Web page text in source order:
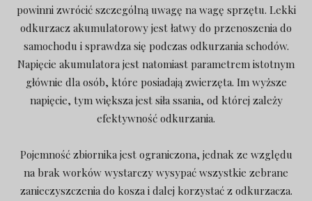
powinni zwrócić szczególną uwagę na wagę sprzętu. Lekki
odkurzacz akumulatorowy jest łatwy do przenoszenia do
samochodu i sprawdza się podczas odkurzania schodów.
Napięcie akumulatora jest natomiast parametrem istotnym
głównie dla osób, które posiadają zwierzęta. Im wyższe
napięcie, tym większa jest siła ssania, od której zależy
efektywność odkurzania.
Pojemność zbiornika jest ograniczona, jednak ze względu
na brak worków wystarczy wysypać wszystkie zebrane
zanieczyszczenia do kosza i dalej korzystać z odkurzacza.